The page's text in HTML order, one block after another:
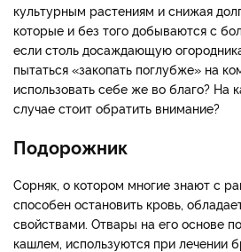
культурным растениям и снижая
которые и без того добываются с
если столь досаждающую
пытаться «закопать поглубже» на
использовать себе же во благо? На
случае стоит обратить внимание?
Подорожник
Сорняк, о котором многие знают с
способен остановить кровь,
свойствами. Отвары на его основе
кашлем, используются при лечении